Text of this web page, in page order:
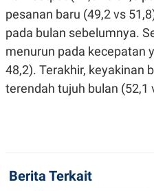
A
S
E
M
E
N
E
V
S
pesanan baru (49,2 vs
pada bulan sebelumnya.
menurun pada kecepatan
48,2). Terakhir, keyakinan
terendah tujuh bulan (52,1
Berita Terkait